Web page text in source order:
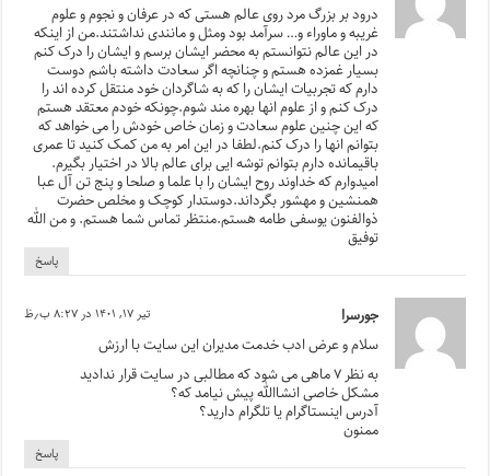
درود بر بزرگ مرد روی عالم هستی که در عرفان و نجوم و علوم
غریبه و ماوراء و… سرآمد بود ومثل و مانندی نداشتند.من از اینکه
در این عالم نتوانستم به محضر ایشان برسم و ایشان را درک کنم
بسیار غمزده هستم و چنانچه اگر سعادت داشته باشم دوست
دارم که تجربیات ایشان را که به شاگردان خود منتقل کرده اند را
درک کنم و از علوم انها بهره مند شوم.چونکه خودم معتقد هستم
که این چنین علوم سعادت و زمان خاص خودش را می خواهد که
بتوانم انها را درک کنم.لطفا در این امر به من کمک کنید تا عمری
باقیمانده دارم بتوانم توشه ایی برای عالم بالا در اختیار بگیرم.
امیدوارم که خداوند روح ایشان را با علما و صلحا و پنج تن آل عبا
همنشین و مهشور بگرداند.دوستدار کوچک و مخلص حضرت
ذوالفنون یوسفی طامه هستم.منتظر تماس شما هستم. و من الله
توفیق
پاسخ
جورسرا تیر ۱۷, ۱۴۰۱ در ۸:۲۷ ب٫ظ
سلام و عرض ادب خدمت مدیران این سایت با ارزش
به نظر ۷ ماهی می شود که مطالبی در سایت قرار ندادید
مشکل خاصی انشاالله پیش نیامد که؟
آدرس اینستاگرام یا تلگرام دارید؟
ممنون
پاسخ